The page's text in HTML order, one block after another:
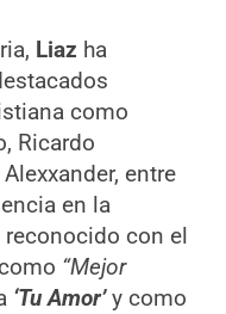
Liaz ha
como
Ricardo
entre
en la
con el
“Mejor
‘Tu Amor’y como